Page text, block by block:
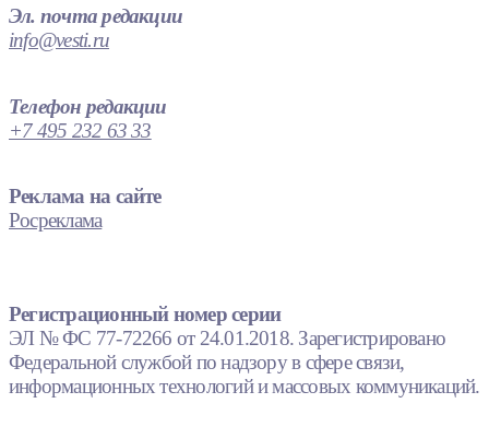
Эл. почта редакции
info@vesti.ru
Телефон редакции
+7 495 232 63 33
Реклама на сайте
Росреклама
Регистрационный номер серии
ЭЛ № ФС 77-72266 от 24.01.2018. Зарегистрировано
Федеральной службой по надзору в сфере связи,
информационных технологий и массовых коммуникаций.